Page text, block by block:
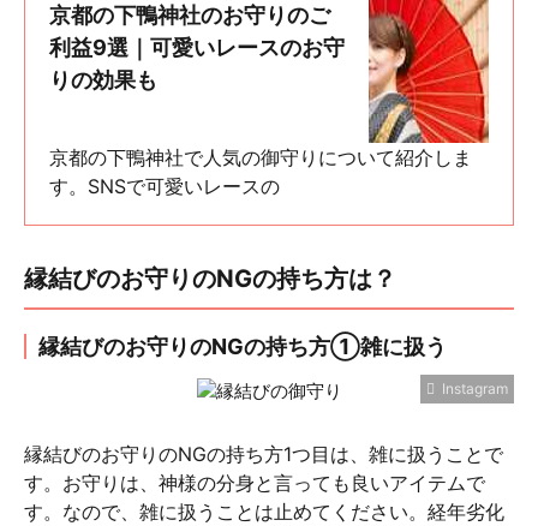
京都の下鴨神社のお守りのご
利益9選｜可愛いレースのお守
りの効果も
京都の下鴨神社で人気の御守りについて紹介しま
す。SNSで可愛いレースの
縁結びのお守りのNGの持ち方は？
縁結びのお守りのNGの持ち方①雑に扱う
Instagram
縁結びのお守りのNGの持ち方1つ目は、雑に扱うことで
す。お守りは、神様の分身と言っても良いアイテムで
す。なので、雑に扱うことは止めてください。経年劣化